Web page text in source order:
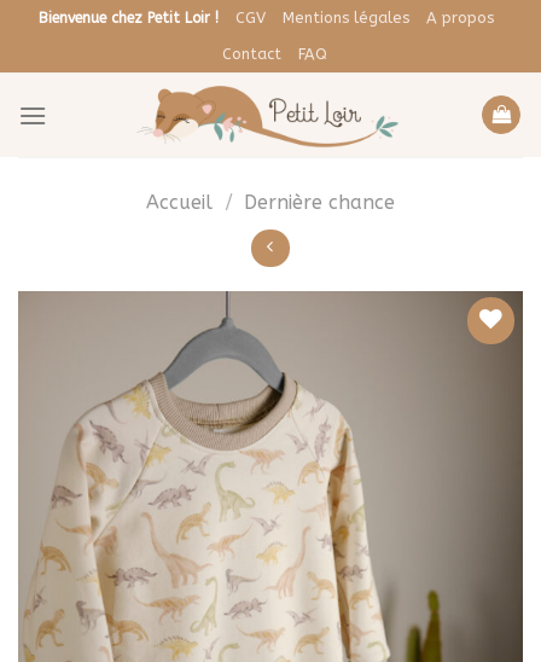
content
Bienvenue chez Petit Loir ! CGV Mentions légales
A propos
Contact
FAQ
Accueil / Dernière chance